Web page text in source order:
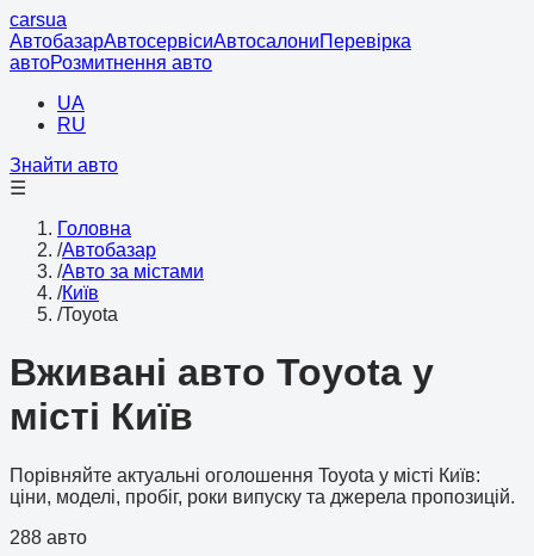
carsua
АвтобазарАвтосервісиАвтосалониПеревірка
автоРозмитнення авто
UA
RU
Знайти авто
☰
Головна
/Автобазар
/Авто за містами
/Київ
/Toyota
Вживані авто Toyota у
місті Київ
Порівняйте актуальні оголошення Toyota у місті Київ:
ціни, моделі, пробіг, роки випуску та джерела пропозицій.
288 авто